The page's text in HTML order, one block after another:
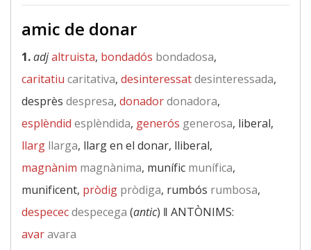
amic de donar
1.adjaltruista, bondadós bondadosa,
caritatiu caritativa, desinteressatdesinteressada,
desprès despresa, donadordonadora,
esplèndid esplèndida, generós generosa, liberal,
llarg llarga, llarg en el donar, lliberal,
magnànim magnànima, munífic munífica,
munificent, pròdig pròdiga, rumbós rumbosa,
despececdespecega (antic) ‖ ANTÒNIMS:
avaravara